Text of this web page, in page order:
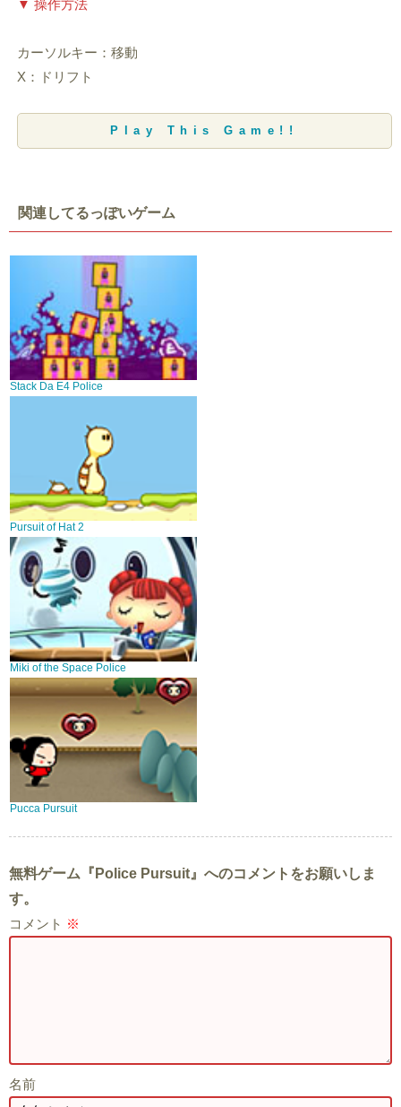
▼ 操作方法
カーソルキー：移動
X：ドリフト
Play This Game!!
関連してるっぽいゲーム
Stack Da E4 Police
Pursuit of Hat 2
Miki of the Space Police
Pucca Pursuit
無料ゲーム『Police Pursuit』へのコメントをお願いしま
す。
コメント ※
名前